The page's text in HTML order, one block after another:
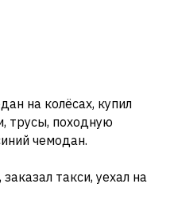
на колёсах, купил
трусы, походную
чемодан.
такси, уехал на